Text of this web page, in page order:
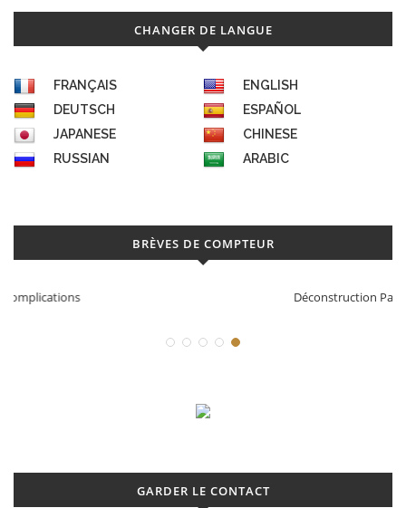
CHANGER DE LANGUE
FRANÇAIS
ENGLISH
DEUTSCH
ESPAÑOL
JAPANESE
CHINESE
RUSSIAN
ARABIC
BRÈVES DE COMPTEUR
Déconstruction Parmigiani Fleurier
GARDER LE CONTACT